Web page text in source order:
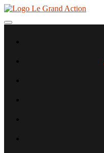
Aller
contenu
Toggle navigation